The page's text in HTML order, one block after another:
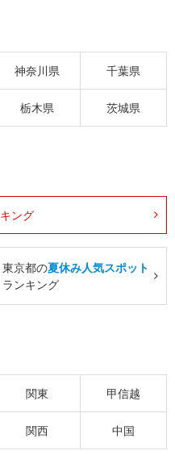
神奈川県 千葉県
栃木県 茨城県
ング
東京都の夏休み人気スポット
ランキング
関東 甲信越
関西 中国